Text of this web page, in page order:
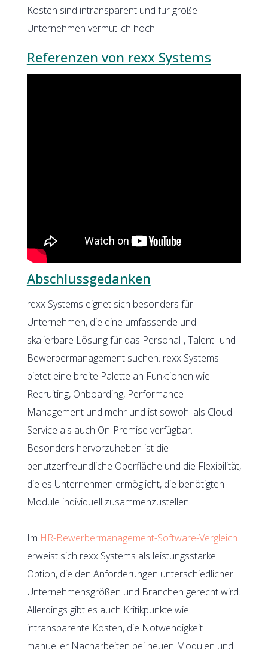
Kosten sind intransparent und für große
Unternehmen vermutlich hoch.
Referenzen von rexx Systems
Abschlussgedanken
rexx Systems eignet sich besonders für
Unternehmen, die eine umfassende und
skalierbare Lösung für das Personal-, Talent- und
Bewerbermanagement suchen. rexx Systems
bietet eine breite Palette an Funktionen wie
Recruiting, Onboarding, Performance
Management und mehr und ist sowohl als Cloud-
Service als auch On-Premise verfügbar.
Besonders hervorzuheben ist die
benutzerfreundliche Oberfläche und die Flexibilität,
die es Unternehmen ermöglicht, die benötigten
Module individuell zusammenzustellen.
Im HR-Bewerbermanagement-Software-Vergleich
erweist sich rexx Systems als leistungsstarke
Option, die den Anforderungen unterschiedlicher
Unternehmensgrößen und Branchen gerecht wird.
Allerdings gibt es auch Kritikpunkte wie
intransparente Kosten, die Notwendigkeit
manueller Nacharbeiten bei neuen Modulen und